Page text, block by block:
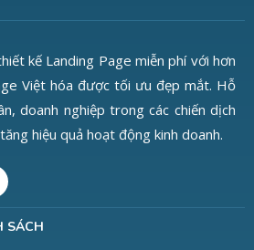
kế Landing Page miễn phí với hơn
Việt hóa được tối ưu đẹp mắt. Hỗ
doanh nghiệp trong các chiến dịch
hiệu quả hoạt động kinh doanh.
SÁCH